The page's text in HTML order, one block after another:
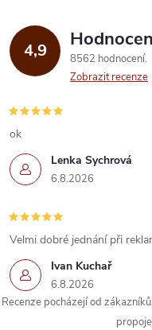
d
a
c
í
p
r
v
k
y
4,9
8562 hodnocení
Zobrazit recenze
Lenka Sychrová
6.8.2026
ok
Ivan Kuchař
6.8.2026
Velmi dobré jednání při
Recenze pocházejí od